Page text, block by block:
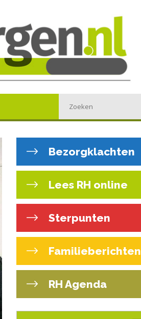
Bezorgklachten
Lees RH online
Sterpunten
Familieberichten
RH Agenda